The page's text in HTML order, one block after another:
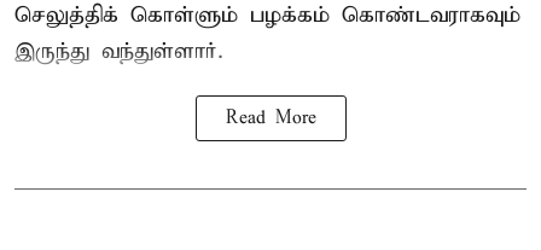
செலுத்திக் கொள்ளும் பழக்கம் கொண்டவராகவும்
இருந்து வந்துள்ளார்.
Read More